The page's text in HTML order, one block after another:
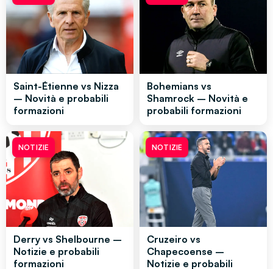
Saint-Étienne vs Nizza
– Novità e probabili
formazioni
Bohemians vs
Shamrock – Novità e
probabili formazioni
NOTIZIE
Derry vs Shelbourne –
Notizie e probabili
formazioni
NOTIZIE
Cruzeiro vs
Chapecoense –
Notizie e probabili